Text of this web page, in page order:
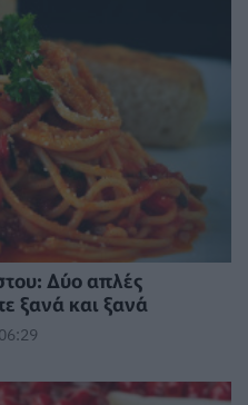
Δύο απλές
ξανά και ξανά